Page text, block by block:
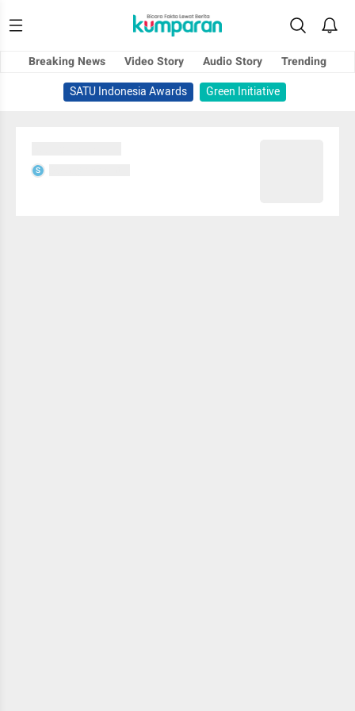
Breaking News Video Story Audio Story
Trending
SATU Indonesia Awards
Green Initiative
S